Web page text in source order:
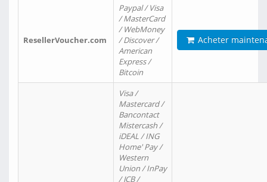
ResellerVoucher.com
Paypal / Visa
/ MasterCard
/ WebMoney
/ Discover /
American
Express /
Bitcoin
Acheter
Visa /
Mastercard /
Bancontact
Mistercash /
iDEAL / ING
Home' Pay /
Western
Union / InPay
/ JCB /